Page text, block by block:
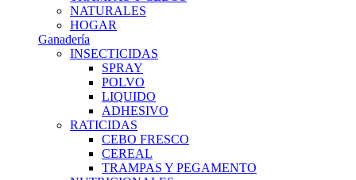
NATURALES
HOGAR
Ganadería
INSECTICIDAS
SPRAY
POLVO
LIQUIDO
ADHESIVO
RATICIDAS
CEBO FRESCO
CEREAL
TRAMPAS Y PEGAMENTO